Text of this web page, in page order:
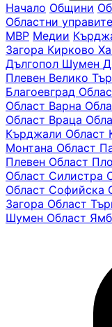
Начало Общини
Областни
МВР Медии
Загора Кирково
Дългопол Шумен
Плевен Велико
Благоевград
Област Варна
Област Враца
Кърджали Област
Монтана Област
Плевен Област
Област Силистра
Област Софийска
Загора Област
Шумен Област